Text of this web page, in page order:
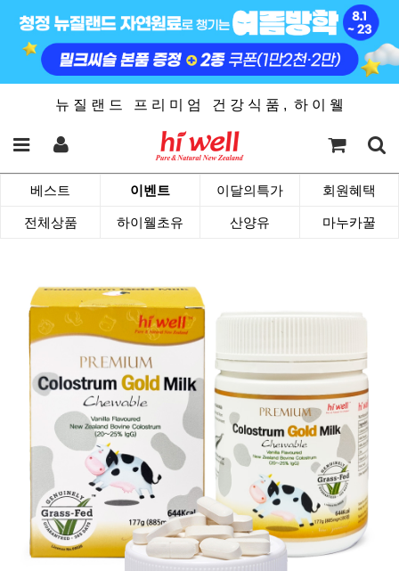
뉴 질 랜 드 프 리 미 엄 건 강 식 품 , 하 이 웰
베스트 이벤트 이달의특가 회원혜택
전체상품 하이웰초유 산양유 마누카꿀